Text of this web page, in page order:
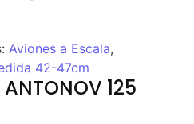
Aviones a Escala,
42-47cm
125